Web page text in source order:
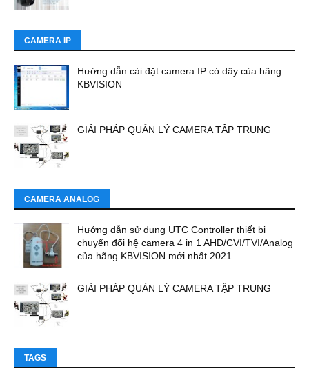
CAMERA IP
Hướng dẫn cài đặt camera IP có dây của hãng
KBVISION
GIẢI PHÁP QUẢN LÝ CAMERA TẬP TRUNG
CAMERA ANALOG
Hướng dẫn sử dụng UTC Controller thiết bị
chuyển đổi hệ camera 4 in 1 AHD/CVI/TVI/Analog
của hãng KBVISION mới nhất 2021
GIẢI PHÁP QUẢN LÝ CAMERA TẬP TRUNG
TAGS